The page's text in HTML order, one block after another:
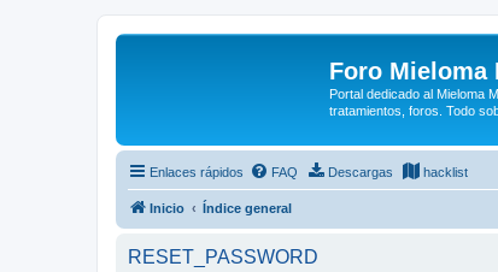
Foro Mieloma
Portal dedicado al Mieloma
tratamientos, foros. Todo
Enlaces rápidos FAQ Descargas hacklist
Inicio Índice general
RESET_PASSWORD